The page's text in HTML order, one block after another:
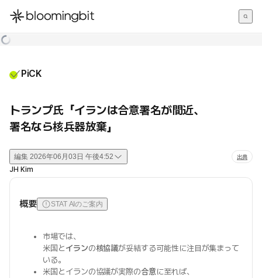
한국어
PiCK
トランプ氏「イランは合意署名が間近、
署名なら核兵器放棄」
編集 2026年06月03日 午後4:52 出典
JH Kim
概要 STAT AIのご案内
市場では、
米国とイランの核協議が妥結する可能性に注目が集まって
いる。
米国とイランの協議が実際の合意に至れば、